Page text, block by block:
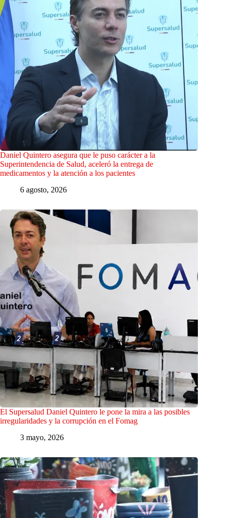
Daniel Quintero asegura que le puso carácter a la
Superintendencia de Salud, aceleró la entrega de
medicamentos y la atención a los pacientes
6 agosto, 2026
El Supersalud Daniel Quintero le pone la mira a las posibles
irregularidades y la corrupción en el Fomag
3 mayo, 2026